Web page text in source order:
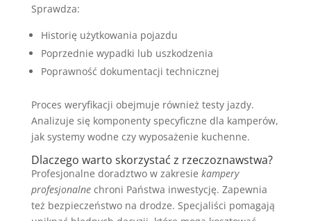
Sprawdza:
Historię użytkowania pojazdu
Poprzednie wypadki lub uszkodzenia
Poprawność dokumentacji technicznej
Proces weryfikacji obejmuje również testy jazdy.
Analizuje się komponenty specyficzne dla kamperów,
jak systemy wodne czy wyposażenie kuchenne.
Dlaczego warto skorzystać z rzeczoznawstwa?
Profesjonalne doradztwo w zakresie kampery
profesjonalnechroni Państwa inwestycję. Zapewnia
też bezpieczeństwo na drodze. Specjaliści pomagają